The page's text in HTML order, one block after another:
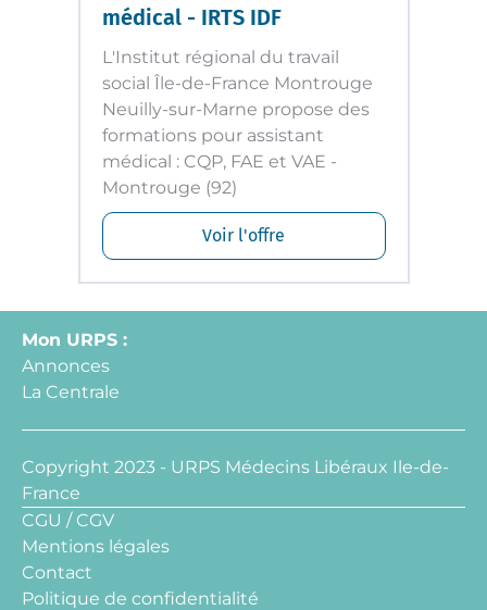
médical - IRTS IDF
L'Institut régional du travail
social Île-de-France Montrouge
Neuilly-sur-Marne propose des
formations pour assistant
médical : CQP, FAE et VAE -
Montrouge (92)
Voir l'offre
Mon URPS :
Annonces
La Centrale
Copyright 2023 - URPS Médecins Libéraux Ile-de-
France
CGU / CGV
Mentions légales
Contact
Politique de confidentialité